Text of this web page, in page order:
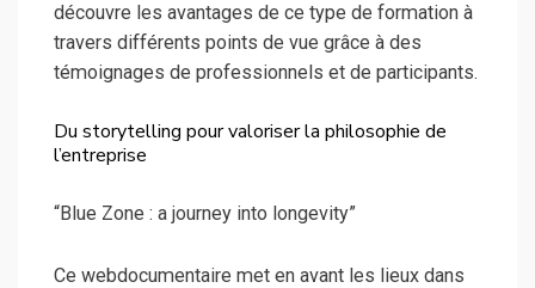
découvre les avantages de ce type de formation à
travers différents points de vue grâce à des
témoignages de professionnels et de participants.
Du storytelling pour valoriser la philosophie de
l’entreprise
“Blue Zone : a journey into longevity”
Ce webdocumentaire met en avant les lieux dans